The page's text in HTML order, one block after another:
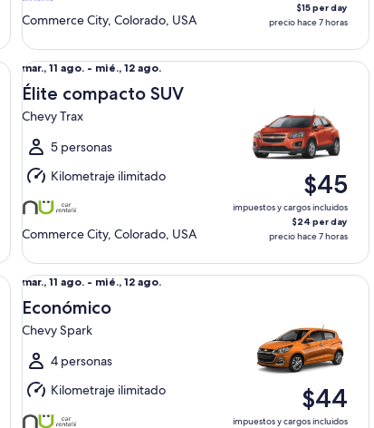
Commerce City, Colorado, USA
$15 per day
precio hace 7 horas
Del
mar.,
11
ago.
al
mié.,
12
ago.
mar., 11 ago. - mié., 12 ago.
Élite compacto SUV
Chevy Trax
5 personas
Kilometraje ilimitado
Commerce City, Colorado, USA
$45
impuestos y cargos incluidos
$24 per day
precio hace 7 horas
Élite compacto SUV Chevy Trax
Del
mar.,
11
ago.
al
mié.,
12
ago.
mar., 11 ago. - mié., 12 ago.
Económico
Chevy Spark
4 personas
Kilometraje ilimitado
$44
impuestos y cargos incluidos
Económico Chevy Spark